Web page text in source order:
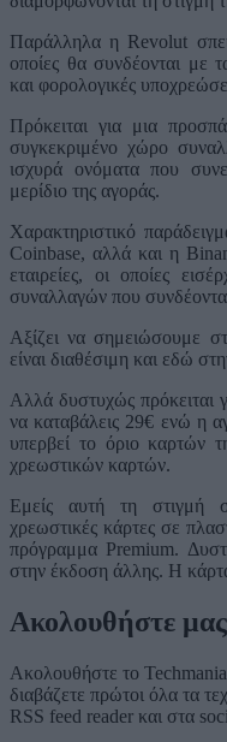
Παράλληλα η Revolut
οποίες θα συνδέονται με
και φορολογικές
Πρόκειται για μια
συγκεκριμένο χώρο
ισχυρά ονόματα που
μερίδιο της αγοράς.
Χαρακτηριστικό
Coinbase, αλλά και η
εταιρείες, οι οποίες
συναλλαγών που
Αξίζει να σημειώσουμε
είναι διαθέσιμη και εδώ
Αλλά δυστυχώς πρόκειται
να καταβάλεις 29€ ενώ η
υπερβεί το όριο καρτών
χρεωστικών καρτών.
Εμείς αυτή τη στιγμή
χρεωστικές κάρτες σε
πρόγραμμα Premium.
στην έκδοση άλλης. Η
Ακολουθήστε μας
Ακολουθήστε το
διαβάζετε πρώτοι όλα τα
RSS feed reader και στα